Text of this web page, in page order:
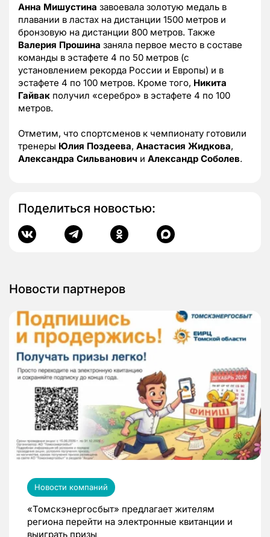
Анна Мишустина завоевала золотую медаль в
плавании в ластах на дистанции 1500 метров и
бронзовую на дистанции 800 метров. Также
Валерия Прошина заняла первое место в составе
команды в эстафете 4 по 50 метров (с
установлением рекорда России и Европы) и в
эстафете 4 по 100 метров. Кроме того, Никита
Гайвак получил «серебро» в эстафете 4 по 100
метров.
Отметим, что спортсменов к чемпионату готовили
тренеры Юлия Поздеева, Анастасия Жидкова,
Александра Сильванович и Александр Соболев.
Поделиться новостью:
Новости партнеров
Новости компаний
«Томскэнергосбыт» предлагает жителям
региона перейти на электронные квитанции и
выиграть призы